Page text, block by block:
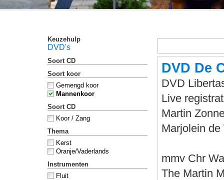
Keuzehulp
DVD's
Soort CD
Soort koor
Gemengd koor
Mannenkoor
Soort CD
Koor / Zang
Thema
Kerst
Oranje/Vaderlands
Instrumenten
Fluit
DVD De
DVD
Live
Martin
Marjolein
mmv Chr
The Martin